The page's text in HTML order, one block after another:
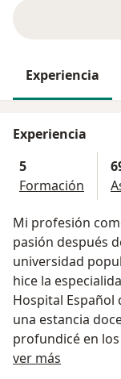
Experiencia
Experiencia
5
Formación
Mi profesión
pasión después
universidad
hice la
Hospital Español
una estancia
profundicé en
diferentes
ver más